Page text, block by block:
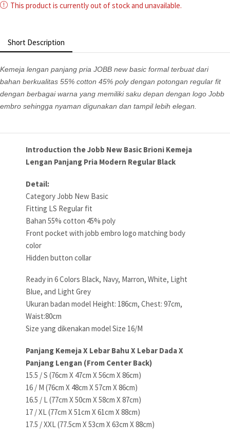
This product is currently out of stock and unavailable.
Short Description
Kemeja lengan panjang pria JOBB new basic formal terbuat dari
bahan berkualitas 55% cotton 45% poly dengan potongan regular fit
dengan berbagai warna yang memiliki saku depan dengan logo Jobb
embro sehingga nyaman digunakan dan tampil lebih elegan.
Introduction the Jobb New Basic Brioni Kemeja
Lengan Panjang Pria Modern Regular Black
Detail:
Category Jobb New Basic
Fitting LS Regular fit
Bahan 55% cotton 45% poly
Front pocket with jobb embro logo matching body
color
Hidden button collar
Ready in 6 Colors Black, Navy, Marron, White, Light
Blue, and Light Grey
Ukuran badan model Height: 186cm, Chest: 97cm,
Waist:80cm
Size yang dikenakan model Size 16/M
Panjang Kemeja X Lebar Bahu X Lebar Dada X
Panjang Lengan (From Center Back)
15.5 / S (76cm X 47cm X 56cm X 86cm)
16 / M (76cm X 48cm X 57cm X 86cm)
16.5 / L (77cm X 50cm X 58cm X 87cm)
17 / XL (77cm X 51cm X 61cm X 88cm)
17.5 / XXL (77.5cm X 53cm X 63cm X 88cm)